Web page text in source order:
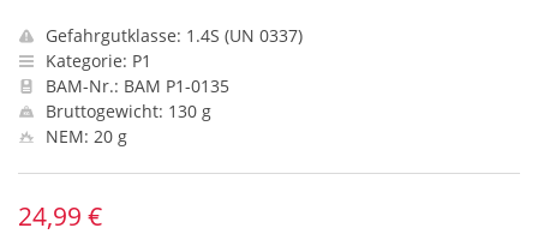
Gefahrgutklasse: 1.4S (UN 0337)
Kategorie: P1
BAM-Nr.: BAM P1-0135
Bruttogewicht: 130 g
NEM: 20 g
24,99 €